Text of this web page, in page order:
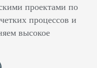
проектами по
процессов и
высокое